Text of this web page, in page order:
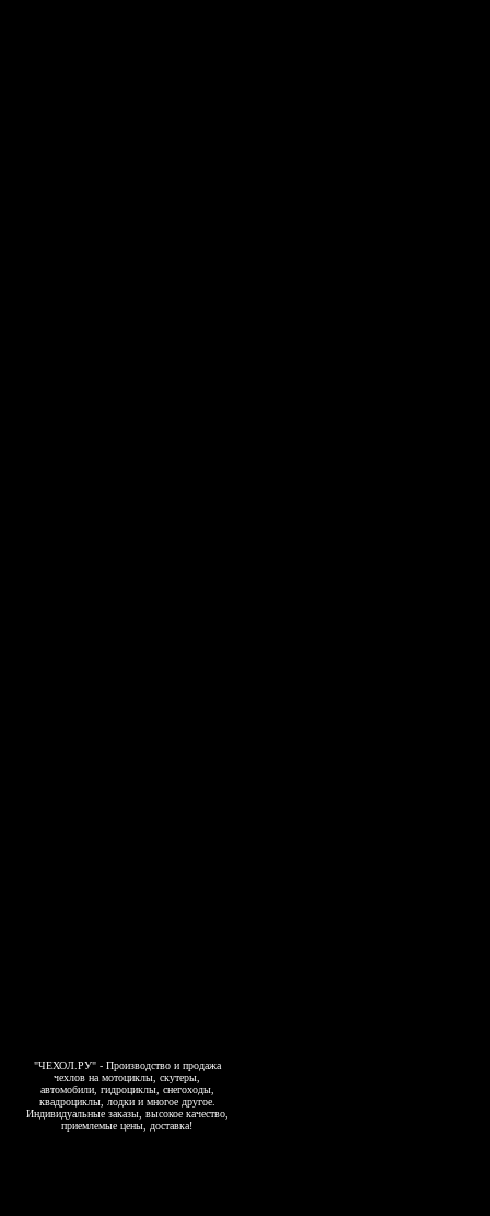
"ЧЕХОЛ.РУ" - Производство и продажа
чехлов на мотоциклы, скутеры,
автомобили, гидроциклы, снегоходы,
квадроциклы, лодки и многое другое.
Индивидуальные заказы, высокое качество,
приемлемые цены, доставка!